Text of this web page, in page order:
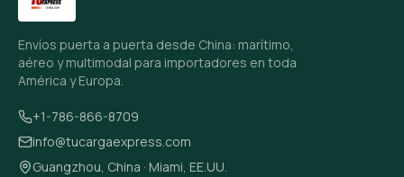
Envíos puerta a puerta desde China: marítimo,
aéreo y multimodal para importadores en toda
América y Europa.
+1-786-866-8709
info@tucargaexpress.com
Guangzhou, China · Miami, EE.UU.